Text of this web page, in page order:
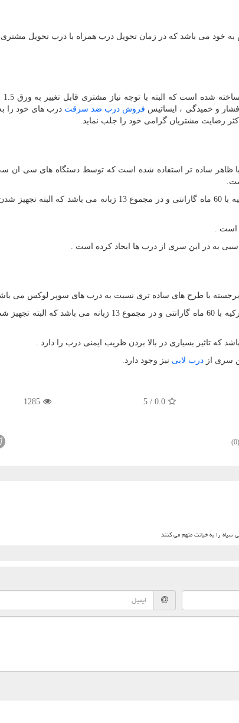
می باشد که در زمان تحویل درب همراه با درب تحویل
فروش درب ضد سرقت درب های خود
رضایت مشتریان گرامی خود را جلب نماید.
ساده تر استفاده شده است که توسط دستگاه های سی ان
این سری از درب ها دارای 2 قفل 3 زبانه برند کاله ترکیه با 60 ماه گارانتی و در مجموع
است .
با طرح های ساده تری نسبت به درب های سوپر لوکس می
درب های سری لوکس دارای 2 قفل 3 زبانه برند کاله ترکیه با 60 ماه گارانتی و در
تاثیر بسیاری در بالا بردن ظریب ایمنی درب را دارد .
سری از درب لابی نیز وجود دارد.
0.0
/
5
1285
(0)
سپاه را به خیانت متهم می کنند